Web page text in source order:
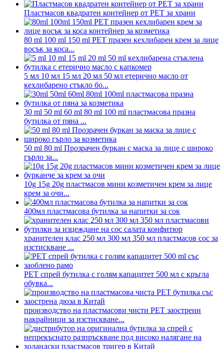
Пластмасов квадратен контейнер от PET за храни
80 ml 100 ml 150 ml PET празен кехлибарен крем за лице
восък за коса...
5 мл 10 мл 15 мл 20 мл 50 мл етерично масло от
кехлибарено стъкло бо...
30 ml 50 ml 60 ml 80 ml 100 ml пластмасова празна
бутилка от пяна ...
50 ml 80 ml Прозрачен буркан с маска за лице с широко
гърло за...
10g 15g 20g пластмасов мини козметичен крем за лице
крем за очи...
400мл пластмасова бутилка за напитки за сок
хранителен клас 250 мл 300 мл 350 мл пластмасов сос за
изстискване ...
PET спрей бутилка с голям капацитет 500 мл с кръгла
обувка...
производство на пластмасови чисти PET заострени
накрайници за изстискване...